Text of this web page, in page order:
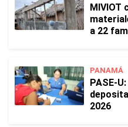
MIVIOT
a 22
PANAMÁ
PASE-
2026